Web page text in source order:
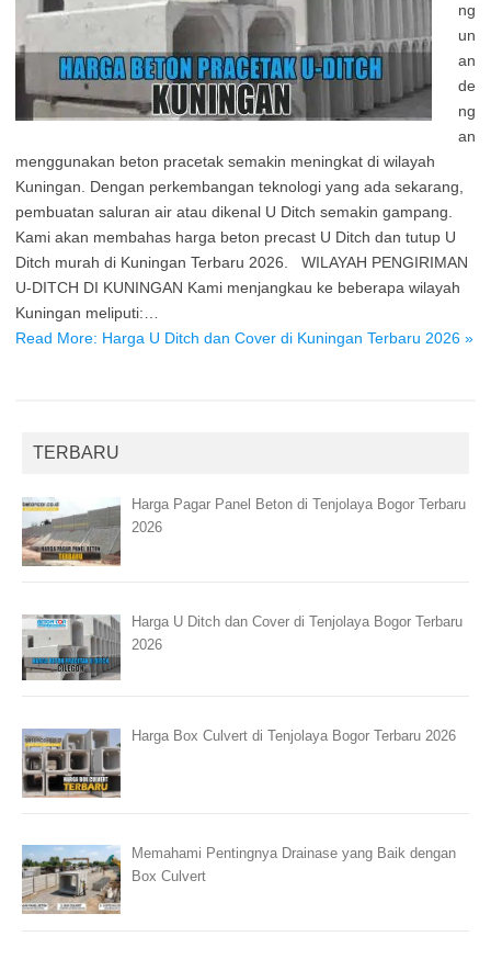
ng
un
an
de
ng
an
menggunakan beton pracetak semakin meningkat di wilayah
Kuningan. Dengan perkembangan teknologi yang ada sekarang,
pembuatan saluran air atau dikenal U Ditch semakin gampang.
Kami akan membahas harga beton precast U Ditch dan tutup U
Ditch murah di Kuningan Terbaru 2026. WILAYAH PENGIRIMAN
U-DITCH DI KUNINGAN Kami menjangkau ke beberapa wilayah
Kuningan meliputi:…
Read More: Harga U Ditch dan Cover di Kuningan Terbaru 2026 »
TERBARU
Harga Pagar Panel Beton di Tenjolaya Bogor Terbaru
2026
Harga U Ditch dan Cover di Tenjolaya Bogor Terbaru
2026
Harga Box Culvert di Tenjolaya Bogor Terbaru 2026
Memahami Pentingnya Drainase yang Baik dengan
Box Culvert